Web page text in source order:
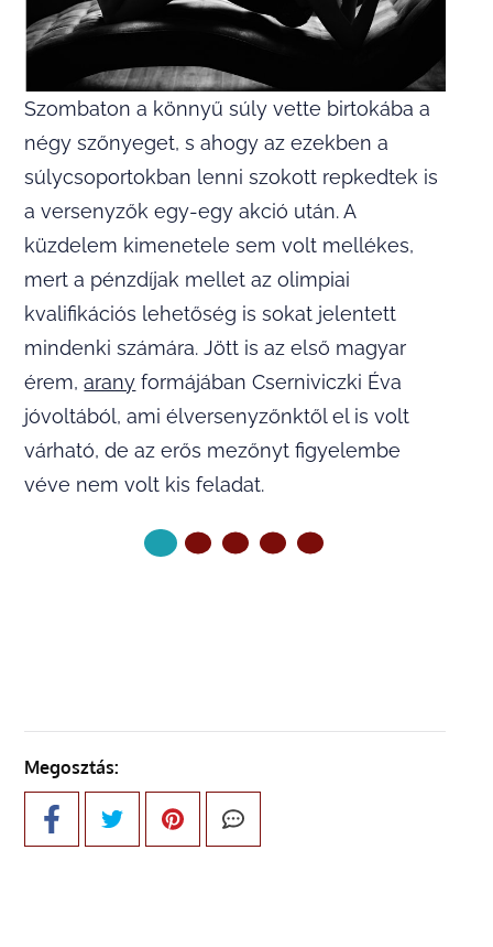
Szombaton a könnyű súly vette birtokába a
négy szőnyeget, s ahogy az ezekben a
súlycsoportokban lenni szokott repkedtek is
a versenyzők egy-egy akció után. A
küzdelem kimenetele sem volt mellékes,
mert a pénzdíjak mellet az olimpiai
kvalifikációs lehetőség is sokat jelentett
mindenki számára. Jött is az első magyar
érem,arany formájában Cserniviczki Éva
jóvoltából, ami élversenyzőnktől el is volt
várható, de az erős mezőnyt figyelembe
véve nem volt kis feladat.
Megosztás: